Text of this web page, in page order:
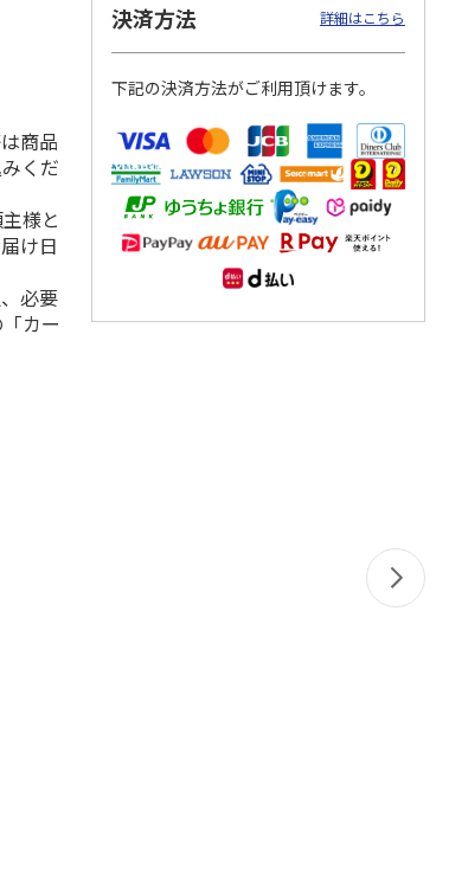
商品
くだ
様と
け日
必要
カー
決済方法 詳細はこちら
下記の決済方法がご利用頂けます。